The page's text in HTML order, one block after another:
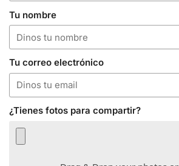
Tu nombre
Tu correo electrónico
¿Tienes fotos para compartir?